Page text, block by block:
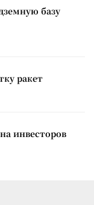
базу
ракет
инвесторов